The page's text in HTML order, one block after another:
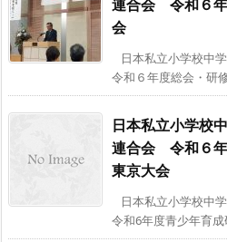
連合会 令和６
会
日本私立小学校中
令和６年度総会・研
日本私立小学校
連合会 令和６
東京大会
日本私立小学校中
令和6年度青少年育